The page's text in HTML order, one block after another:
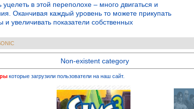
в этой переполохе – много двигаться и
Оканчивая каждый уровень то можете прикупать
увеличивать показатели собственных
Non-existent category
которые загрузили пользователи на наш сайт.